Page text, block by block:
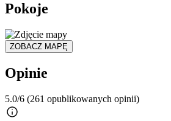
Pokoje
ZOBACZ MAPĘ
Opinie
5.0/6 (261 opublikowanych opinii)